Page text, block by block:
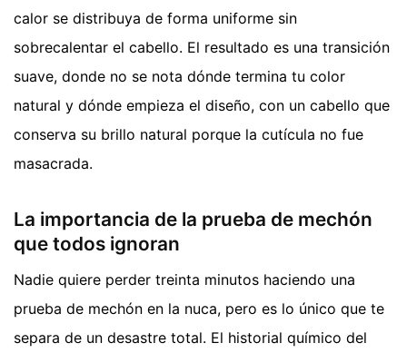
calor se distribuya de forma uniforme sin
sobrecalentar el cabello. El resultado es una transición
suave, donde no se nota dónde termina tu color
natural y dónde empieza el diseño, con un cabello que
conserva su brillo natural porque la cutícula no fue
masacrada.
La importancia de la prueba de mechón
que todos ignoran
Nadie quiere perder treinta minutos haciendo una
prueba de mechón en la nuca, pero es lo único que te
separa de un desastre total. El historial químico del